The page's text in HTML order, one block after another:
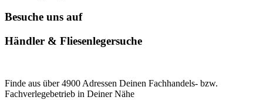
Besuche uns auf
Händler & Fliesenlegersuche
Finde aus über 4900 Adressen Deinen Fachhandels- bzw.
Fachverlegebetrieb in Deiner Nähe